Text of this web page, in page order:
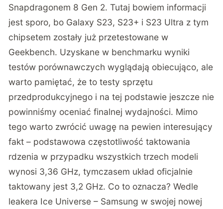
Snapdragonem 8 Gen 2. Tutaj bowiem informacji
jest sporo, bo Galaxy S23, S23+ i S23 Ultra z tym
chipsetem zostały już przetestowane w
Geekbench. Uzyskane w benchmarku wyniki
testów porównawczych wyglądają obiecująco, ale
warto pamiętać, że to testy sprzętu
przedprodukcyjnego i na tej podstawie jeszcze nie
powinniśmy oceniać finalnej wydajności. Mimo
tego warto zwrócić uwagę na pewien interesujący
fakt – podstawowa częstotliwość taktowania
rdzenia w przypadku wszystkich trzech modeli
wynosi 3,36 GHz, tymczasem układ oficjalnie
taktowany jest 3,2 GHz. Co to oznacza? Wedle
leakera Ice Universe – Samsung w swojej nowej